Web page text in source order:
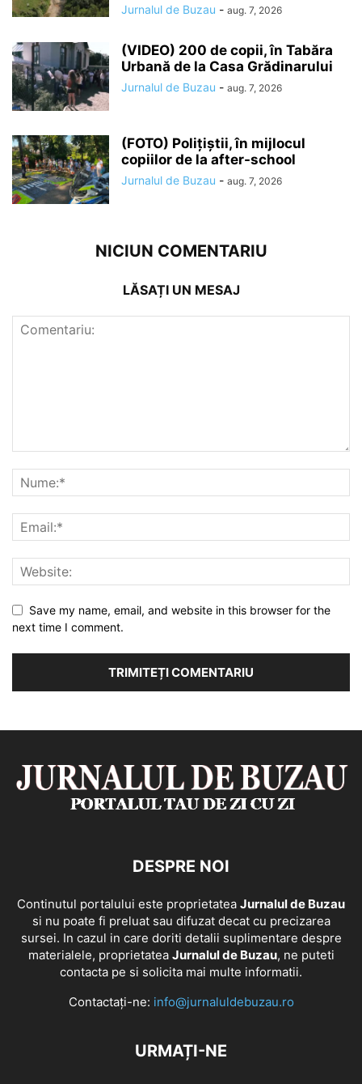
Jurnalul de Buzau - aug. 7, 2026
(VIDEO) 200 de copii, în Tabăra
Urbană de la Casa Grădinarului
Jurnalul de Buzau - aug. 7, 2026
(FOTO) Polițiștii, în mijlocul
copiilor de la after-school
Jurnalul de Buzau - aug. 7, 2026
NICIUN COMENTARIU
LĂSAȚI UN MESAJ
Save my name, email, and website in this browser for the
next time I comment.
DESPRE NOI
Continutul portalului este proprietatea Jurnalul de Buzau
si nu poate fi preluat sau difuzat decat cu precizarea
sursei. In cazul in care doriti detalii suplimentare despre
materialele, proprietatea Jurnalul de Buzau, ne puteti
contacta pe si solicita mai multe informatii.
Contactați-ne: info@jurnaluldebuzau.ro
URMAȚI-NE